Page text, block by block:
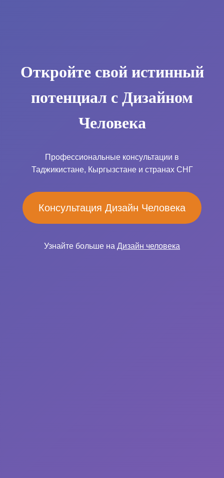
Откройте свой истинный
потенциал с Дизайном
Человека
Профессиональные консультации в
Таджикистане, Кыргызстане и странах СНГ
Консультация Дизайн Человека
Узнайте больше на Дизайн человека